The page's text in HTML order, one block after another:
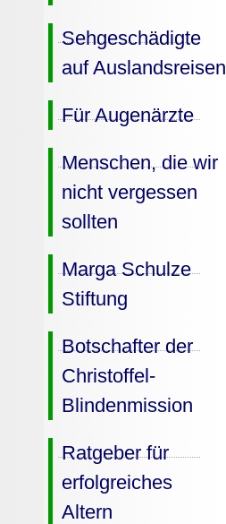
Sehgeschädigte
auf Auslandsreisen
Für Augenärzte
Menschen, die wir
nicht vergessen
sollten
Marga Schulze
Stiftung
Botschafter der
Christoffel-
Blindenmission
Ratgeber für
erfolgreiches
Altern